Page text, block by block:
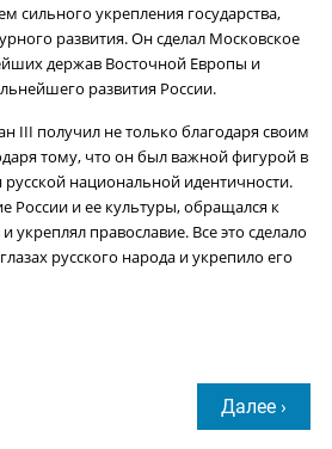
сильного укрепления государства,
развития. Он сделал Московское
держав Восточной Европы и
развития России.
III получил не только благодаря своим
тому, что он был важной фигурой в
национальной идентичности.
России и ее культуры, обращался к
укреплял православие. Все это сделало
русского народа и укрепило его
Далее ›